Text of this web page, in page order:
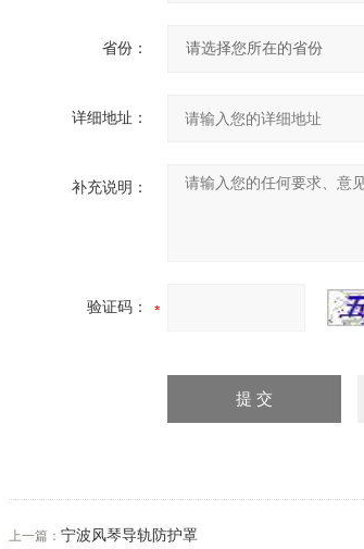
省份：
详细地址：
补充说明：
验证码：
上一篇： 宁波风琴导轨防护罩